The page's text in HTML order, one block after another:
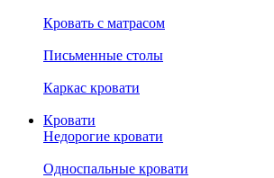
Кровать с матрасом
Письменные столы
Каркас кровати
Кровати
Недорогие кровати
Односпальные кровати